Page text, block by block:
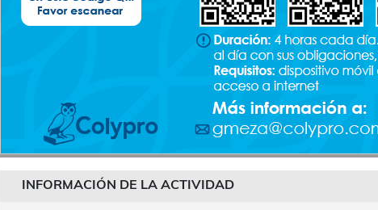
INFORMACIÓN DE LA ACTIVIDAD